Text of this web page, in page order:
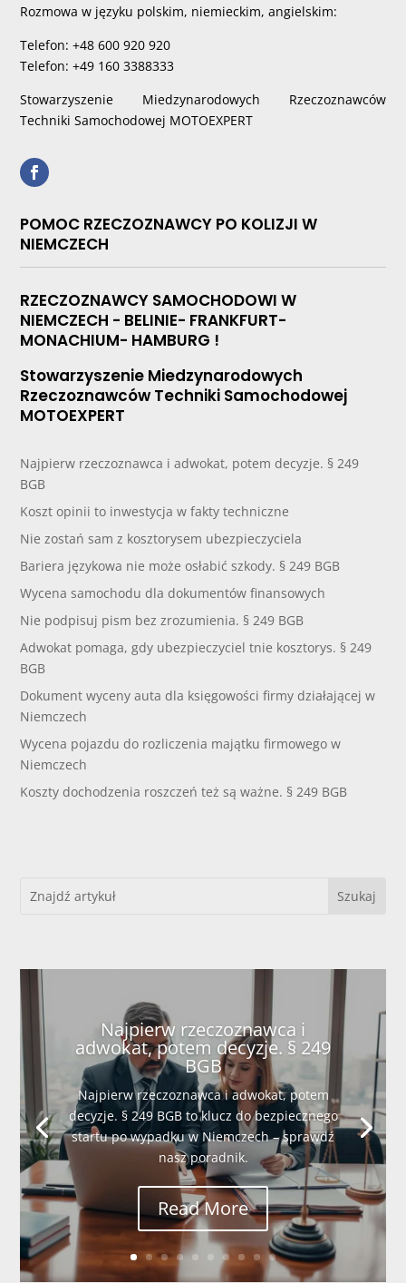
Rozmowa w języku polskim, niemieckim, angielskim:
Telefon: +48 600 920 920
Telefon: +49 160 3388333
Stowarzyszenie Miedzynarodowych Rzeczoznawców
Techniki Samochodowej MOTOEXPERT
POMOC RZECZOZNAWCY PO KOLIZJI W
NIEMCZECH
RZECZOZNAWCY SAMOCHODOWI W
NIEMCZECH - BELINIE- FRANKFURT-
MONACHIUM- HAMBURG !
Stowarzyszenie Miedzynarodowych
Rzeczoznawców Techniki Samochodowej
MOTOEXPERT
Najpierw rzeczoznawca i adwokat, potem decyzje. § 249
BGB
Koszt opinii to inwestycja w fakty techniczne
Nie zostań sam z kosztorysem ubezpieczyciela
Bariera językowa nie może osłabić szkody. § 249 BGB
Wycena samochodu dla dokumentów finansowych
Nie podpisuj pism bez zrozumienia. § 249 BGB
Adwokat pomaga, gdy ubezpieczyciel tnie kosztorys. § 249
BGB
Dokument wyceny auta dla księgowości firmy działającej w
Niemczech
Wycena pojazdu do rozliczenia majątku firmowego w
Niemczech
Koszty dochodzenia roszczeń też są ważne. § 249 BGB
Najpierw rzeczoznawca i
adwokat, potem decyzje. § 249
BGB
Najpierw rzeczoznawca i adwokat, potem
decyzje. § 249 BGB to klucz do bezpiecznego
startu po wypadku w Niemczech – sprawdź
nasz poradnik.
Read More